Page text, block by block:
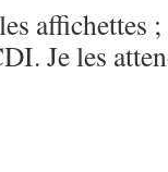
Je les